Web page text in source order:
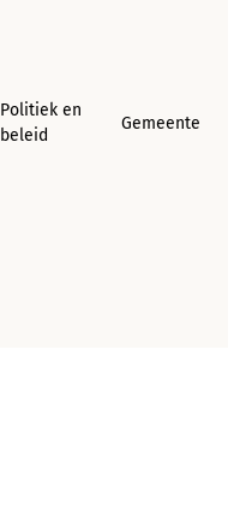
Politiek en
beleid
Gemeente